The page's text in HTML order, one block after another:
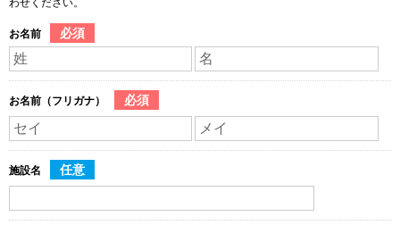
わせください。
お名前 必須
お名前（フリガナ） 必須
施設名 任意